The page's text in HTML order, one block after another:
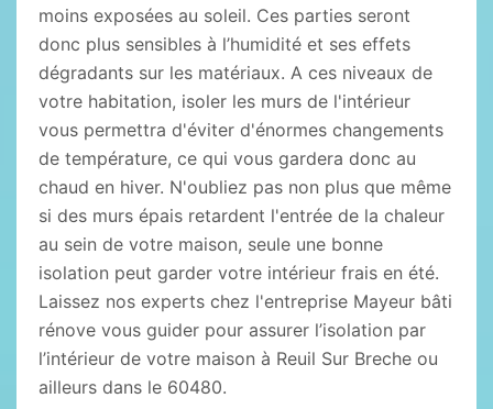
moins exposées au soleil. Ces parties seront
donc plus sensibles à l’humidité et ses effets
dégradants sur les matériaux. A ces niveaux de
votre habitation, isoler les murs de l'intérieur
vous permettra d'éviter d'énormes changements
de température, ce qui vous gardera donc au
chaud en hiver. N'oubliez pas non plus que même
si des murs épais retardent l'entrée de la chaleur
au sein de votre maison, seule une bonne
isolation peut garder votre intérieur frais en été.
Laissez nos experts chez l'entreprise Mayeur bâti
rénove vous guider pour assurer l’isolation par
l’intérieur de votre maison à Reuil Sur Breche ou
ailleurs dans le 60480.